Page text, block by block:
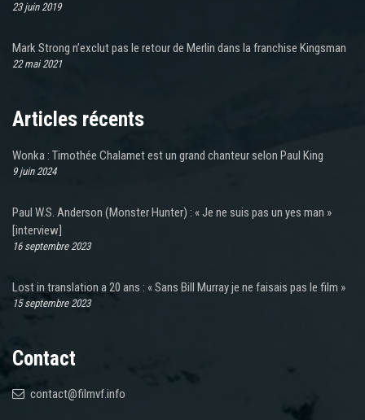
23 juin 2019
Mark Strong n’exclut pas le retour de Merlin dans la franchise Kingsman
22 mai 2021
Articles récents
Wonka : Timothée Chalamet est un grand chanteur selon Paul King
9 juin 2024
Paul W.S. Anderson (Monster Hunter) : « Je ne suis pas un yes man »
[interview]
16 septembre 2023
Lost in translation a 20 ans : « Sans Bill Murray je ne faisais pas le film »
15 septembre 2023
Contact
contact@filmvf.info